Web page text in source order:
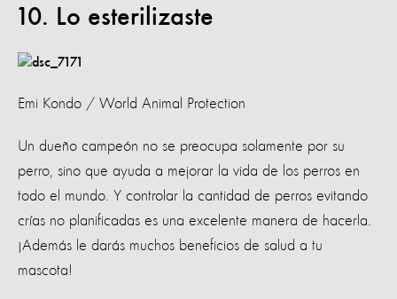
10. Lo esterilizaste
Emi Kondo / World Animal Protection
Un dueño campeón no se preocupa solamente por su
perro, sino que ayuda a mejorar la vida de los perros en
todo el mundo. Y controlar la cantidad de perros evitando
crías no planificadas es una excelente manera de hacerla.
¡Además le darás muchos beneficios de salud a tu
mascota!